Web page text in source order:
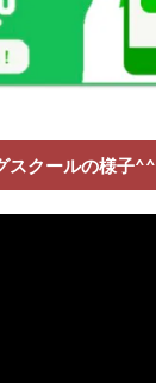
スクールの様子^^